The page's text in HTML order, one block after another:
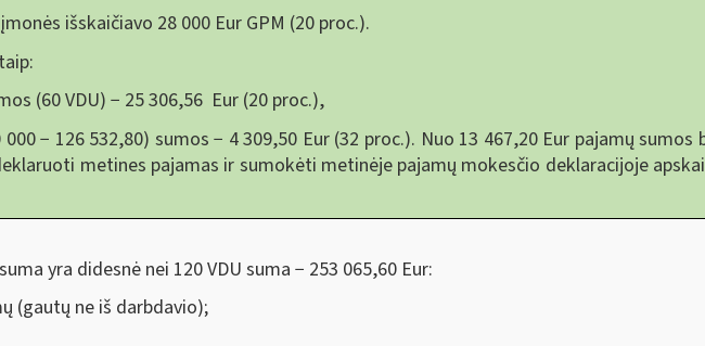
išskaičiavo 28 000 Eur GPM (20 proc.).
(60 VDU) − 25 306,56 Eur (20 proc.),
− 126 532,80) sumos − 4 309,50 Eur (32 proc.). Nuo 13 467,20 Eur pajamų
metines pajamas ir sumokėti metinėje pajamų mokesčio deklaracijoje
yra didesnė nei 120 VDU suma − 253 065,60 Eur:
(gautų ne iš darbdavio);